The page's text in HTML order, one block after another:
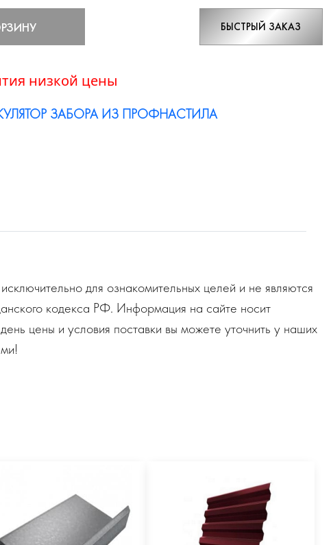
БЫСТРЫЙ ЗАКАЗ
низкой цены
ЗАБОРА ИЗ ПРОФНАСТИЛА
для ознакомительных целей и не являются
кодекса РФ. Информация на сайте носит
цены и условия поставки вы можете уточнить у наших